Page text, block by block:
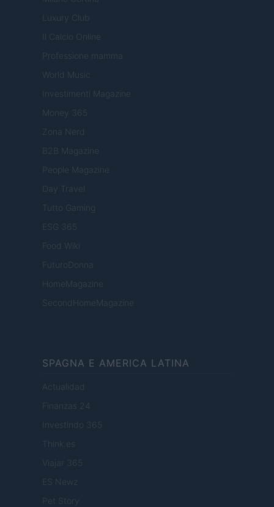
Luxury Club
Il Calcio Online
Professione mamma
World Music
Investimenti Magazine
Money 365
Zona Nerd
B2B Magazine
People Magazine
Day Travel
Tutto Gaming
ESG 365
Food Wiki
FuturoDonna
HomeMagazine
SecondHomeMagazine
SPAGNA E AMERICA LATINA
Actualidad
Finanzas 24
Investindo 365
Think.es
Viajar 365
ES Newz
Pet Story